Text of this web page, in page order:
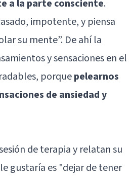
a la parte consciente.
impotente, y piensa
su mente”. De ahí la
y sensaciones en el
porquepelearnos
de ansiedad y
de terapia y relatan su
gustaría es "dejar de tener